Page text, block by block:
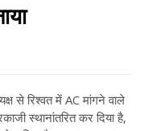
से रिश्वत में AC मांगने वाले
स्थानांतरित कर दिया है,